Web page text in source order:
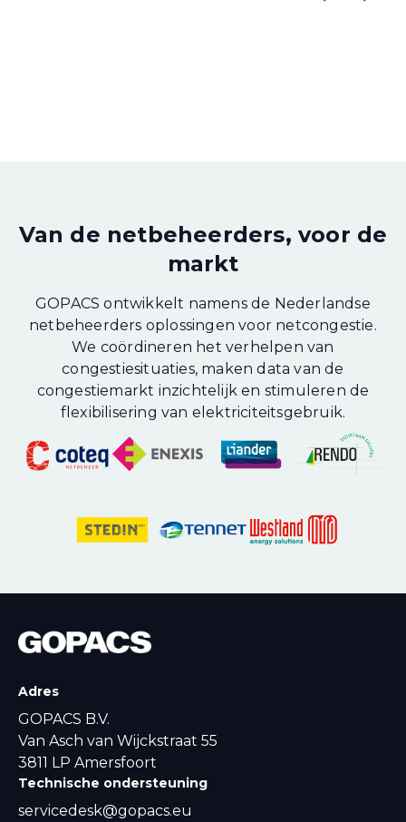
Van de netbeheerders, voor de
markt
GOPACS ontwikkelt namens de Nederlandse
netbeheerders oplossingen voor netcongestie.
We coördineren het verhelpen van
congestiesituaties, maken data van de
congestiemarkt inzichtelijk en stimuleren de
flexibilisering van elektriciteitsgebruik.
Adres
GOPACS B.V.
Van Asch van Wijckstraat 55
3811 LP Amersfoort
Technische ondersteuning
servicedesk@gopacs.eu